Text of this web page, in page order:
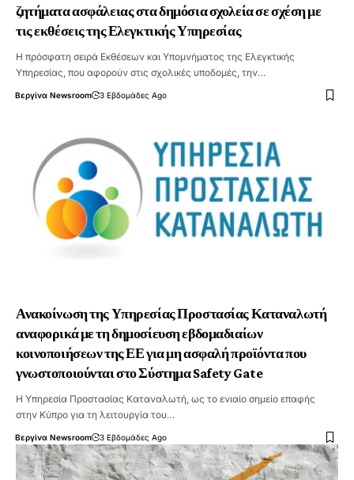
ζητήματα ασφάλειας στα δημόσια σχολεία σε σχέση με
τις εκθέσεις της Ελεγκτικής Υπηρεσίας
Η πρόσφατη σειρά Εκθέσεων και Υπομνήματος της Ελεγκτικής
Υπηρεσίας, που αφορούν στις σχολικές υποδομές, την…
Βεργίνα Newsroom 3 Εβδομάδες Ago
Ανακοίνωση της Υπηρεσίας Προστασίας Καταναλωτή
αναφορικά με τη δημοσίευση εβδομαδιαίων
κοινοποιήσεων της ΕΕ για μη ασφαλή προϊόντα που
γνωστοποιούνται στο Σύστημα Safety Gate
Η Υπηρεσία Προστασίας Καταναλωτή, ως το ενιαίο σημείο επαφής
στην Κύπρο για τη λειτουργία του…
Βεργίνα Newsroom 3 Εβδομάδες Ago